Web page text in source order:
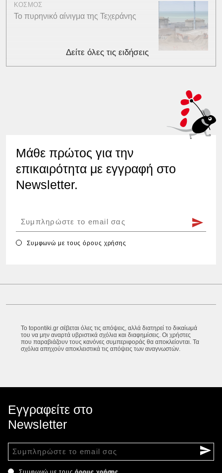
ΚΟΣΜΟΣ
Το πυρηνικό αίνιγμα της Τεχεράνης
Δείτε όλες τις ειδήσεις
Μάθε πρώτος για την
επικαιρότητα με εγγραφή στο
Newsletter.
Συμφωνώ με τουςόρους χρήσης
Το topontiki.gr σέβεται όλες τις απόψεις, αλλά διατηρεί το δικαίωμά
του να μην αναρτά υβριστικά σχόλια και διαφημίσεις. Οι χρήστες
που παραβιάζουν τους κανόνες συμπεριφοράς θα αποκλείονται. Τα
σχόλια απηχούν αποκλειστικά τις απόψεις των αναγνωστών.
Εγγραφείτε στο
Newsletter